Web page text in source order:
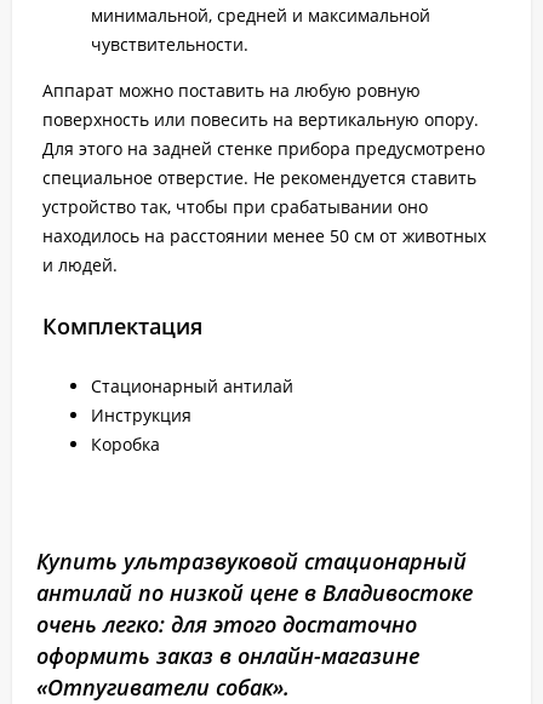
минимальной, средней и максимальной
чувствительности.
Аппарат можно поставить на любую ровную
поверхность или повесить на вертикальную опору.
Для этого на задней стенке прибора предусмотрено
специальное отверстие. Не рекомендуется ставить
устройство так, чтобы при срабатывании оно
находилось на расстоянии менее 50 см от животных
и людей.
Комплектация
Стационарный антилай
Инструкция
Коробка
Купить ультразвуковой стационарный
антилай по низкой цене в Владивостоке
очень легко: для этого достаточно
оформить заказ в онлайн-магазине
«Отпугиватели собак».